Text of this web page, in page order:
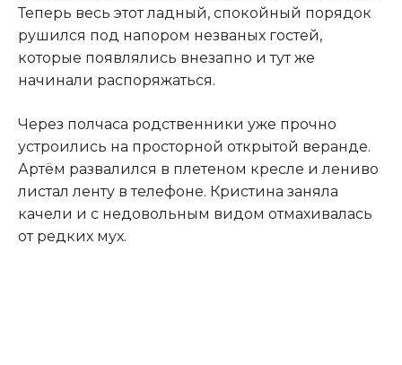
Теперь весь этот ладный, спокойный порядок
рушился под напором незваных гостей,
которые появлялись внезапно и тут же
начинали распоряжаться.
Через полчаса родственники уже прочно
устроились на просторной открытой веранде.
Артём развалился в плетеном кресле и лениво
листал ленту в телефоне. Кристина заняла
качели и с недовольным видом отмахивалась
от редких мух.